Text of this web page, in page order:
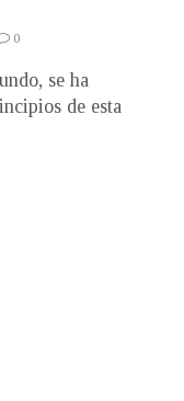
0
se ha
de esta